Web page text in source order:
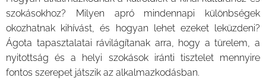
szokásokhoz? Milyen apró mindennapi különbségek
okozhatnak kihívást, és hogyan lehet ezeket leküzdeni?
Ágota tapasztalatai rávilágítanak arra, hogy a türelem, a
nyitottság és a helyi szokások iránti tisztelet mennyire
fontos szerepet játszik az alkalmazkodásban.